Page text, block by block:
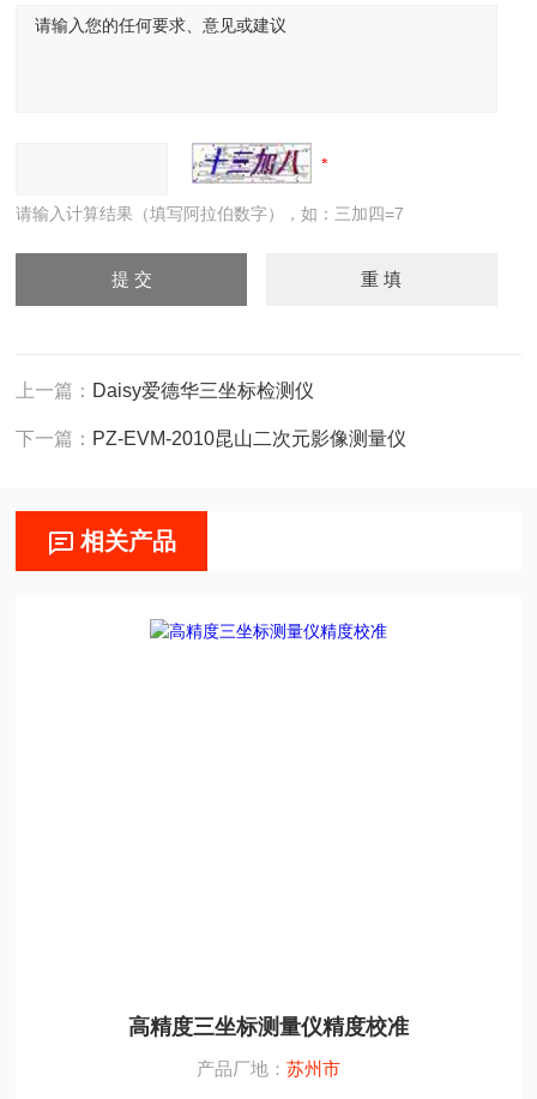
请输入计算结果（填写阿拉伯数字），如：三加四=7
上一篇： Daisy爱德华三坐标检测仪
下一篇： PZ-EVM-2010昆山二次元影像测量仪
相关产品
高精度三坐标测量仪精度校准
产品厂地： 苏州市